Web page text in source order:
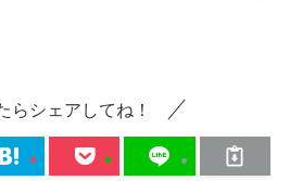
らシェアしてね！